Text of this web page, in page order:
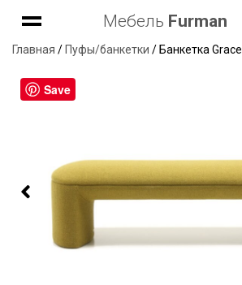
Мебель Furman
Главная / Пуфы/банкетки / Банкетка Grace
Save